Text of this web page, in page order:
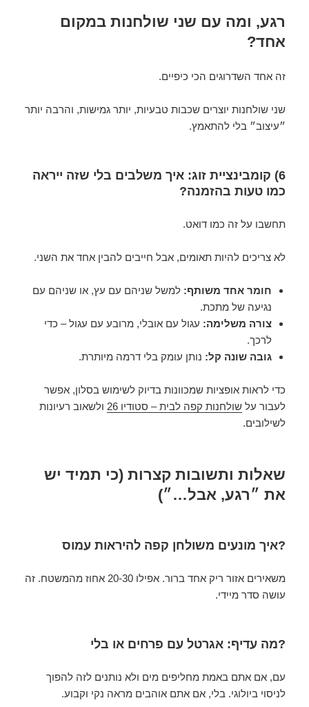
רגע, ומה עם שני שולחנות במקום
אחד?
זה אחד השדרוגים הכי כיפיים.
שני שולחנות יוצרים שכבות טבעיות, יותר גמישות, והרבה יותר
״עיצוב״ בלי להתאמץ.
6) קומבינציית זוג: איך משלבים בלי שזה ייראה
כמו טעות בהזמנה?
תחשבו על זה כמו דואט.
לא צריכים להיות תאומים, אבל חייבים להבין אחד את השני.
חומר אחד משותף: למשל שניהם עם עץ, או שניהם עם
נגיעה של מתכת.
צורה משלימה: עגול עם אובלי, מרובע עם עגול – כדי
לרכך.
גובה שונה קל: נותן עומק בלי דרמה מיותרת.
כדי לראות אופציות שמכוונות בדיוק לשימוש בסלון, אפשר
לעבור עלשולחנות קפה לבית – סטודיו 26
ולשאוב רעיונות
לשילובים.
שאלות ותשובות קצרות (כי תמיד יש
את ״רגע, אבל…״)
?איך מונעים משולחן קפה להיראות עמוס
משאירים אזור ריק אחד ברור. אפילו 20-30 אחוז מהמשטח. זה
עושה סדר מיידי.
?מה עדיף: אגרטל עם פרחים או בלי
עם, אם אתם באמת מחליפים מים ולא נותנים לזה להפוך
לניסוי ביולוגי. בלי, אם אתם אוהבים מראה נקי וקבוע.